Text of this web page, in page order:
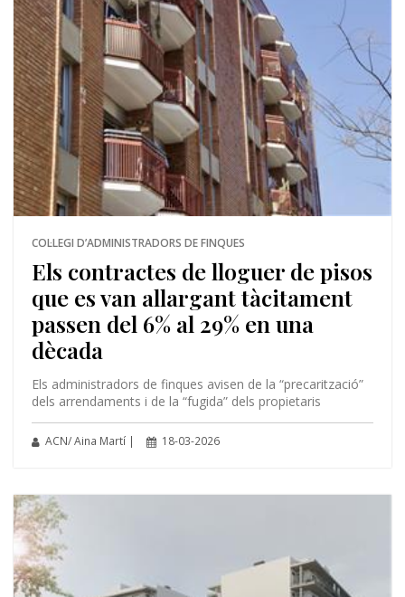
COL·LEGI D’ADMINISTRADORS DE FINQUES
Els contractes de lloguer de pisos
que es van allargant tàcitament
passen del 6% al 29% en una
dècada
Els administradors de finques avisen de la “precarització”
dels arrendaments i de la “fugida” dels propietaris
ACN/ Aina Martí | 18-03-2026